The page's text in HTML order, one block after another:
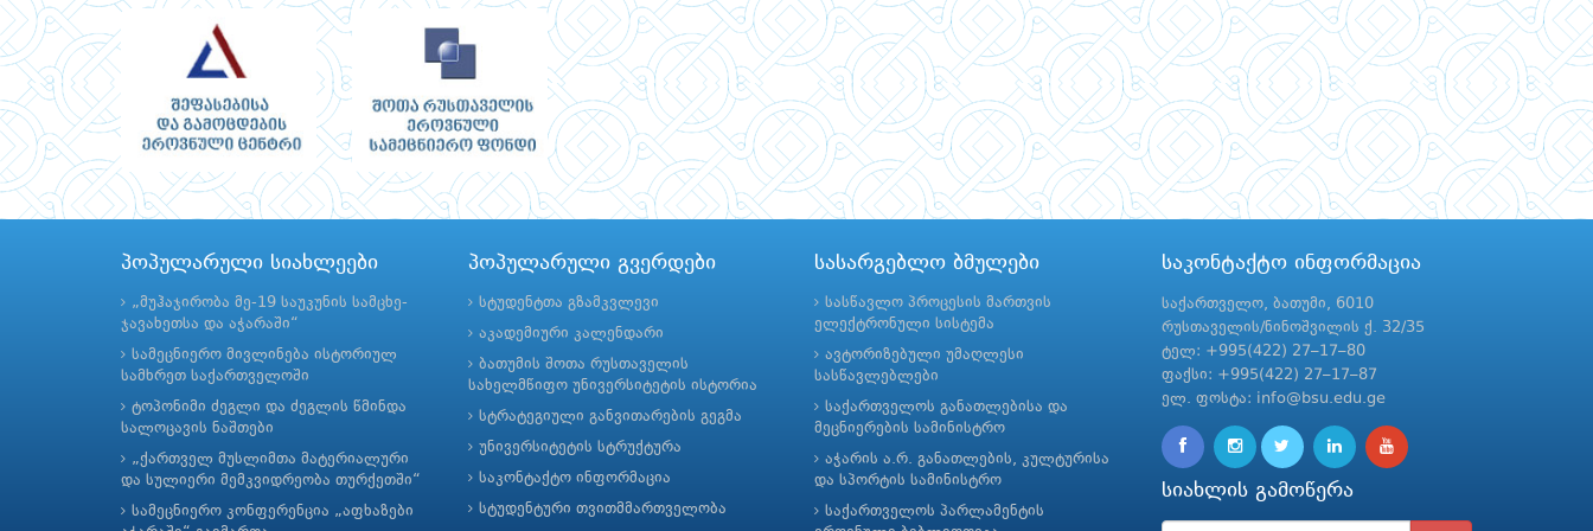
პოპულარული სიახლეები
„მუჰაჯირობა მე-19 საუკუნის სამცხე-
ჯავახეთსა და აჭარაში“
სამეცნიერო მივლინება ისტორიულ
სამხრეთ საქართველოში
ტოპონიმი ძეგლი და ძეგლის წმინდა
სალოცავის ნაშთები
„ქართველ მუსლიმთა მატერიალური
და სულიერი მემკვიდრეობა თურქეთში“
სამეცნიერო კონფერენცია „აფხაზები
პოპულარული გვერდები
სტუდენტთა გზამკვლევი
აკადემიური კალენდარი
ბათუმის შოთა რუსთაველის
სახელმწიფო უნივერსიტეტის ისტორია
სტრატეგიული განვითარების გეგმა
უნივერსიტეტის სტრუქტურა
საკონტაქტო ინფორმაცია
სტუდენტური თვითმმართველობა
სასარგებლო ბმულები
სასწავლო პროცესის მართვის
ელექტრონული სისტემა
ავტორიზებული უმაღლესი
სასწავლებლები
საქართველოს განათლებისა და
მეცნიერების სამინისტრო
აჭარის ა.რ. განათლების, კულტურისა
და სპორტის სამინისტრო
საქართველოს პარლამენტის
საკონტაქტო ინფორმაცია
საქართველო, ბათუმი, 6010
რუსთაველის/ნინოშვილის ქ. 32/35
ტელ: +995(422) 27–17–80
ფაქსი: +995(422) 27–17–87
ელ. ფოსტა: info@bsu.edu.ge
სიახლის გამოწერა